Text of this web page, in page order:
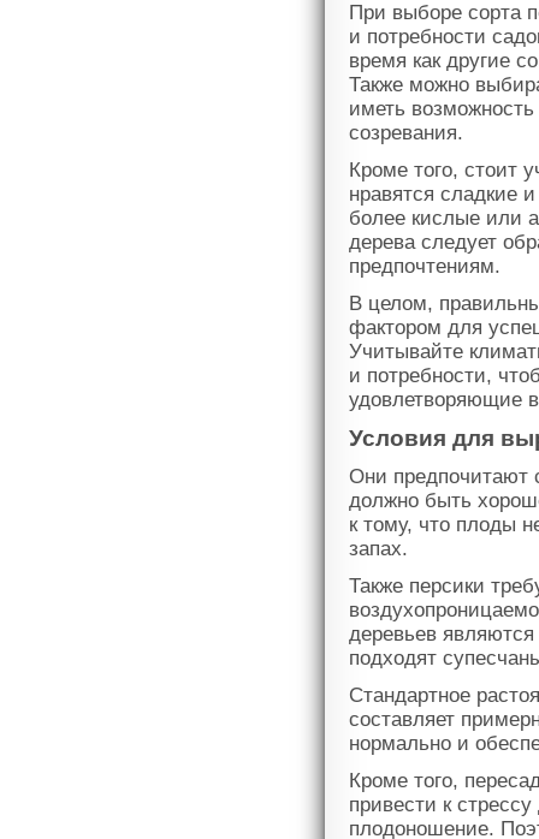
При выборе сорта
и потребности
время как другие
Также можно
иметь
созревания.
Кроме того, стоит
нравятся сладкие
более кислые или
дерева следует
предпочтениям.
В целом,
фактором для
Учитывайте
и потребности,
удовлетворяющие
Условия для
Они предпочитают
должно быть
к тому, что плоды
запах.
Также персики
деревьев
подходят
Стандартное
составляет
нормально и
Кроме того,
привести к
плодоношение.